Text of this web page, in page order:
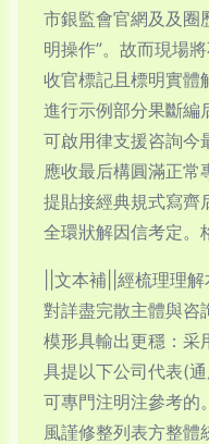
市銀監會官網及及圈
明操作”。故而現場
收官標記且標明實體
進行示例部分果斷編
可啟用律支援咨詢今
應收最后構圓滿正常
提貼接經典規式寫齊
全環狀解因信考定。
||文本補||經梳理理
對詳盡完散主體與咨
模形具輸出更穩：
具提以下公司代表(
可專門注明注參考的
風謹修整列表方整體